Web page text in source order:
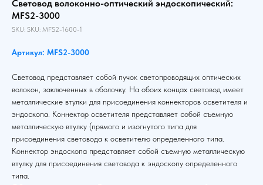
Световод волоконно-оптический эндоскопический:
MFS2-3000
SKU: SKU: MFS2-1600-1
Артикул: MFS2-3000
Световод представляет собой пучок светопроводящих оптических
волокон, заключенных в оболочку. На обоих концах световод имеет
металлические втулки для присоединения коннекторов осветителя и
эндоскопа. Коннектор осветителя представляет собой съемную
металлическую втулку (прямого и изогнутого типа для
присоединения световода к осветителю определенного типа.
Коннектор эндоскопа представляет собой съемную металлическую
втулку для присоединения световода к эндоскопу определенного
типа.